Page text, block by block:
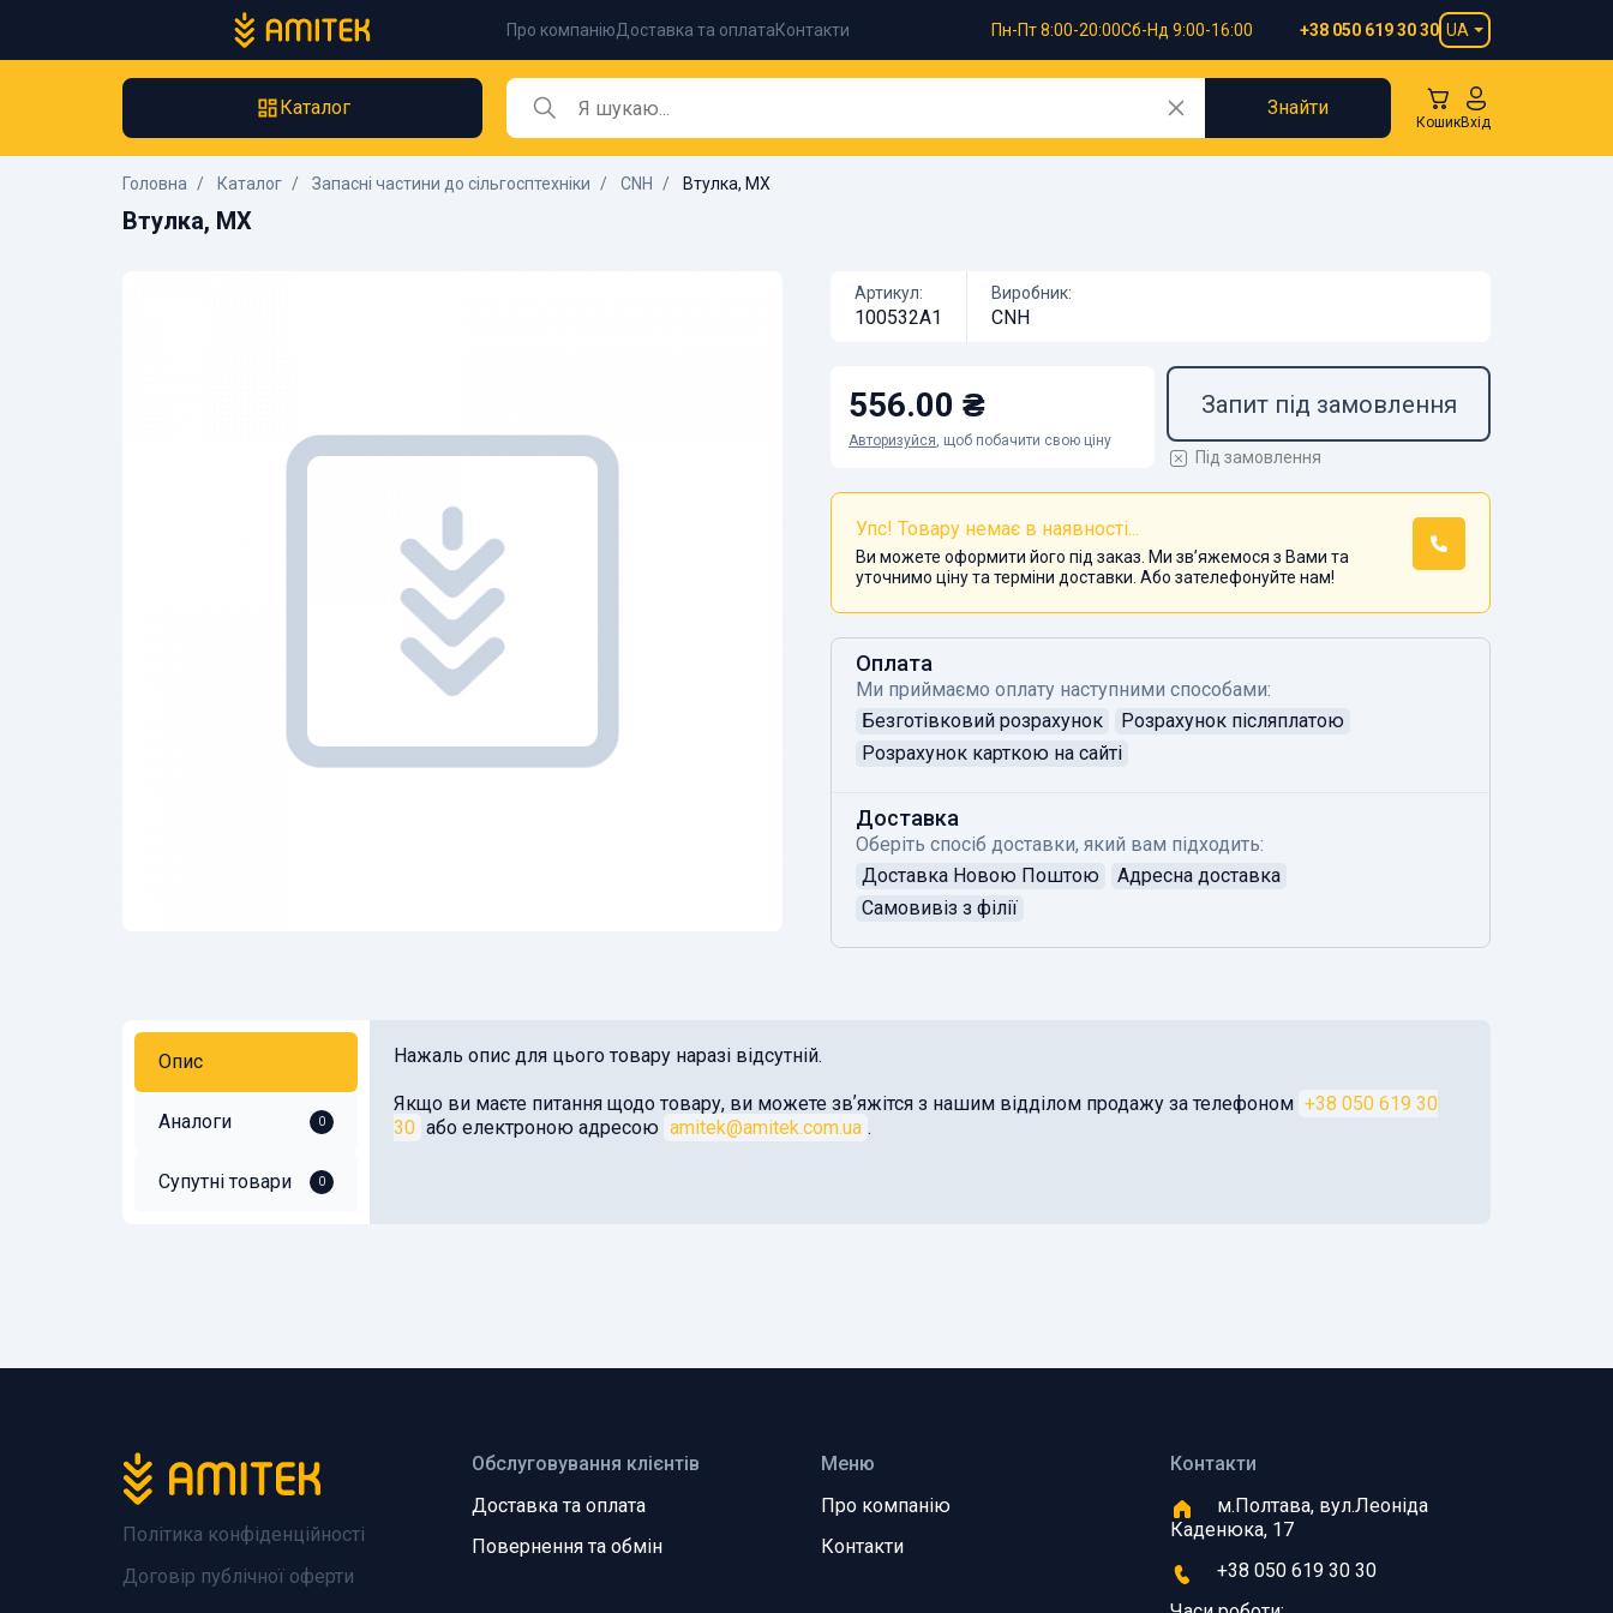
Про компаніюДоставка та оплатаКонтакти Пн-Пт 8:00-20:00Сб-Нд 9:00-16:00 +38 050 619 30 30 UA
Каталог Знайти
КошикВхід
Головна Каталог Запасні частини до сільгосптехніки CNH Втулка, MX
Втулка, MX
Артикул:
100532A1
Виробник:
CNH
556.00 ₴
Авторизуйся, щоб побачити свою ціну
Запит під замовлення
Під замовлення
Упс! Товару немає в наявності...
Ви можете оформити його під заказ. Ми звʼяжемося з Вами та
уточнимо ціну та терміни доставки. Або зателефонуйте нам!
Оплата
Ми приймаємо оплату наступними способами:
Безготівковий розрахунок
Розрахунок післяплатою
Розрахунок карткою на сайті
Доставка
Оберіть спосіб доставки, який вам підходить:
Доставка Новою Поштою
Адресна доставка
Самовивіз з філії
Опис
Аналоги 0
Супутні товари 0
Нажаль опис для цього товару наразі відсутній.
Якщо ви маєте питання щодо товару, ви можете звʼяжітся з нашим відділом продажу за телефоном +38 050 619 30
30 або електроною адресою amitek@amitek.com.ua .
Політика конфіденційності
Договір публічної оферти
Обслуговування клієнтів
Доставка та оплата
Повернення та обмін
Меню
Про компанію
Контакти
Контакти
м.Полтава, вул.Леоніда
Каденюка, 17
+38 050 619 30 30